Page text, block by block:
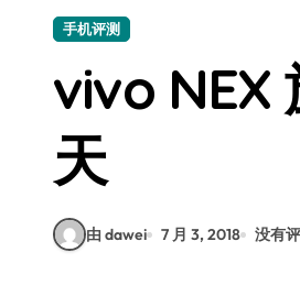
手机评测
vivo NEX
天
由 dawei 7 月 3, 2018 没有